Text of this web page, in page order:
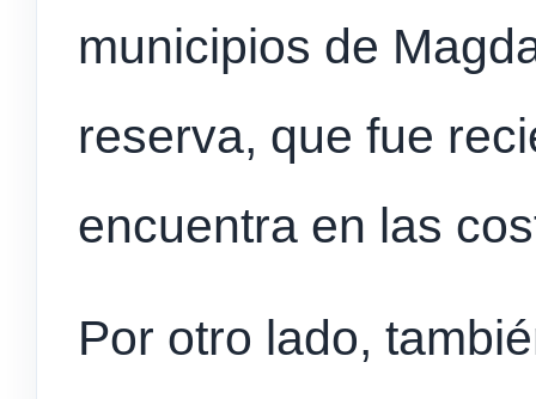
municipios de
reserva, que fue
encuentra en las
Por otro lado,